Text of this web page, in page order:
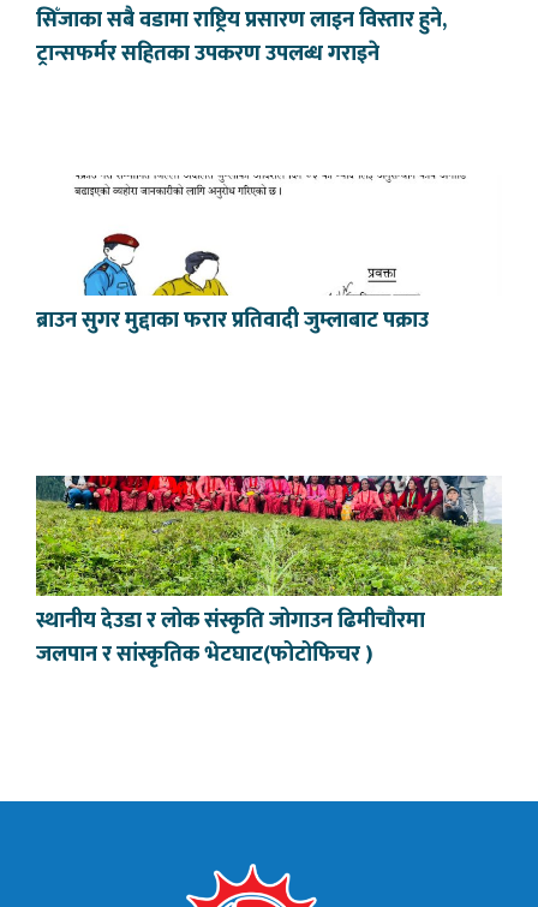
सिँजाका सबै वडामा राष्ट्रिय प्रसारण लाइन विस्तार हुने,
ट्रान्सफर्मर सहितका उपकरण उपलब्ध गराइने
ब्राउन सुगर मुद्दाका फरार प्रतिवादी जुम्लाबाट पक्राउ
स्थानीय देउडा र लोक संस्कृति जोगाउन ढिमीचौरमा
जलपान र सांस्कृतिक भेटघाट(फोटोफिचर )